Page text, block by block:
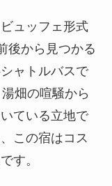
ュッフェ形式
後から見つかる
ャトルバスで
畑の喧騒から
ている立地で
この宿はコス
す。